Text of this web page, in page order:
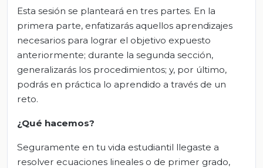
Esta sesión se planteará en tres partes. En la
primera parte, enfatizarás aquellos aprendizajes
necesarios para lograr el objetivo expuesto
anteriormente; durante la segunda sección,
generalizarás los procedimientos; y, por último,
podrás en práctica lo aprendido a través de un
reto.
¿Qué hacemos?
Seguramente en tu vida estudiantil llegaste a
resolver ecuaciones lineales o de primer grado,